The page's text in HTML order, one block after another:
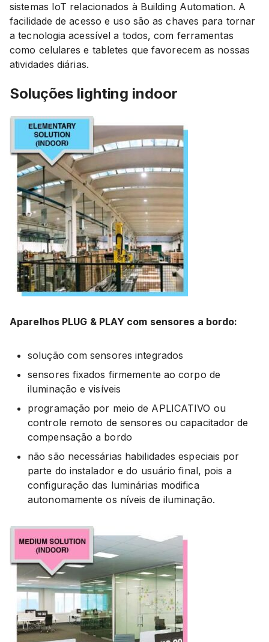
sistemas IoT relacionados à Building Automation. A
facilidade de acesso e uso são as chaves para tornar
a tecnologia acessível a todos, com ferramentas
como celulares e tabletes que favorecem as nossas
atividades diárias.
Soluções lighting indoor
Aparelhos PLUG & PLAY com sensores a bordo:
solução com sensores integrados
sensores fixados firmemente ao corpo de
iluminação e visíveis
programação por meio de APLICATIVO ou
controle remoto de sensores ou capacitador de
compensação a bordo
não são necessárias habilidades especiais por
parte do instalador e do usuário final, pois a
configuração das luminárias modifica
autonomamente os níveis de iluminação.